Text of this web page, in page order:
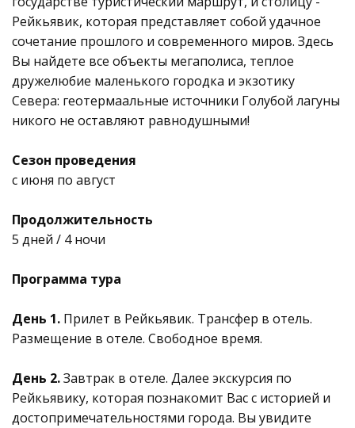
Рейкьявик, которая представляет собой удачное
сочетание прошлого и современного миров. Здесь
Вы найдете все объекты мегаполиса, теплое
дружелюбие маленького городка и экзотику
Севера: геотермаальные источники Голубой лагуны
никого не оставляют равнодушными!
Сезон проведения
с июня по август
Продолжительность
5 дней / 4 ночи
Программа тура
День 1. Прилет в Рейкьявик. Трансфер в отель.
Размещение в отеле. Свободное время.
День 2.Завтрак в отеле. Далее экскурсия по
Рейкьявику, которая познакомит Вас с историей и
достопримечательностями города. Вы увидите